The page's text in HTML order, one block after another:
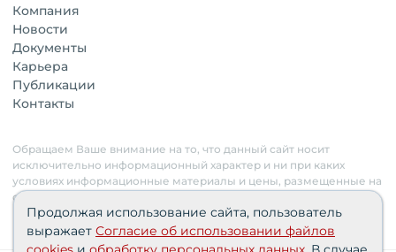
Компания
Новости
Документы
Карьера
Публикации
Контакты
Обращаем Ваше внимание на то, что данный сайт носит
исключительно информационный характер и ни при каких
условиях информационные материалы и цены, размещенные на
сайте, не являются публичной офертой. Застройщик имеет
право изменять стоимость объектов.
Продолжая использование сайта, пользователь
выражает Согласие об использовании файлов